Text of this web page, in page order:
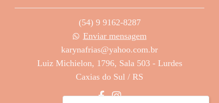
(54) 9 9162-8287
Enviar mensagem
karynafrias@yahoo.com.br
Luiz Michielon, 1796, Sala 503 - Lurdes
Caxias do Sul / RS